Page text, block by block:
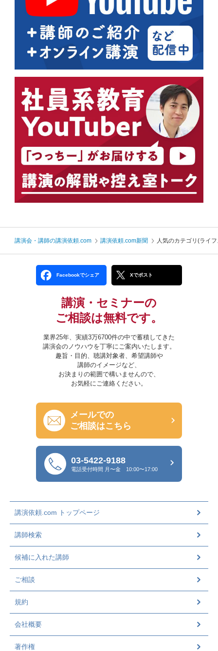
講演会・講師の講演依頼.com 講演依頼.com新聞 人気のカテゴリ(ライ
Facebookでシェア Xでポスト
講演・セミナーの
ご相談は無料です。
業界25年、実績3万6700件の中で蓄積してきた
講演会のノウハウを丁寧にご案内いたします。
趣旨・目的、聴講対象者、希望講師や
講師のイメージなど、
お決まりの範囲で構いませんので、
お気軽にご連絡ください。
メールでの
ご相談はこちら
03-5422-9188
電話受付時間 月〜金 10:00〜17:00
講演依頼.com トップページ
講師検索
候補に入れた講師
ご相談
規約
会社概要
著作権